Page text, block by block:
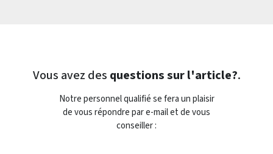
Vous avez des questions sur l'article?.
Notre personnel qualifié se fera un plaisir
de vous répondre par e-mail et de vous
conseiller :